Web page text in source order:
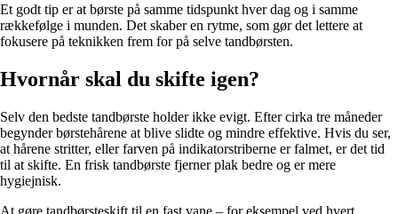
Et godt tip er at børste på samme tidspunkt hver dag og i samme
rækkefølge i munden. Det skaber en rytme, som gør det lettere at
fokusere på teknikken frem for på selve tandbørsten.
Hvornår skal du skifte igen?
Selv den bedste tandbørste holder ikke evigt. Efter cirka tre måneder
begynder børstehårene at blive slidte og mindre effektive. Hvis du ser,
at hårene stritter, eller farven på indikatorstriberne er falmet, er det tid
til at skifte. En frisk tandbørste fjerner plak bedre og er mere
hygiejnisk.
At gøre tandbørsteskift til en fast vane – for eksempel ved hvert